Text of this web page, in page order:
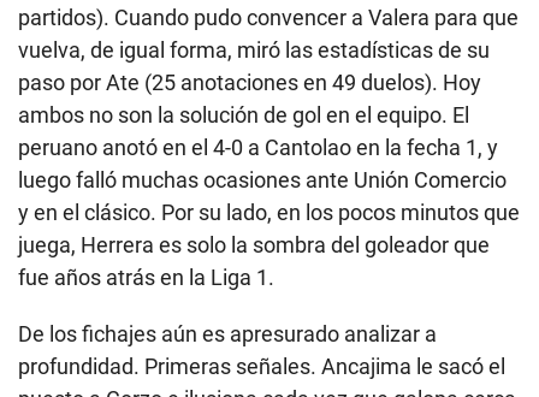
partidos). Cuando pudo convencer a Valera para que
vuelva, de igual forma, miró las estadísticas de su
paso por Ate (25 anotaciones en 49 duelos). Hoy
ambos no son la solución de gol en el equipo. El
peruano anotó en el 4-0 a Cantolao en la fecha 1, y
luego falló muchas ocasiones ante Unión Comercio
y en el clásico. Por su lado, en los pocos minutos que
juega, Herrera es solo la sombra del goleador que
fue años atrás en la Liga 1.
De los fichajes aún es apresurado analizar a
profundidad. Primeras señales. Ancajima le sacó el